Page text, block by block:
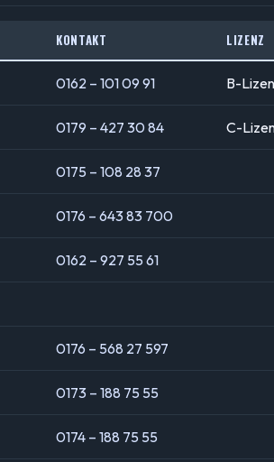
KONTAKT LIZENZ
0162 – 101 09 91 B-
0179 – 427 30 84 C-
0175 – 108 28 37
0176 – 643 83 700
0162 – 927 55 61
0176 – 568 27 597
0173 – 188 75 55
0174 – 188 75 55